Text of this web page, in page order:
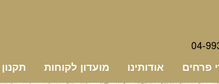
04-
פרחים אודותינו מועדון לקוחות תקנון